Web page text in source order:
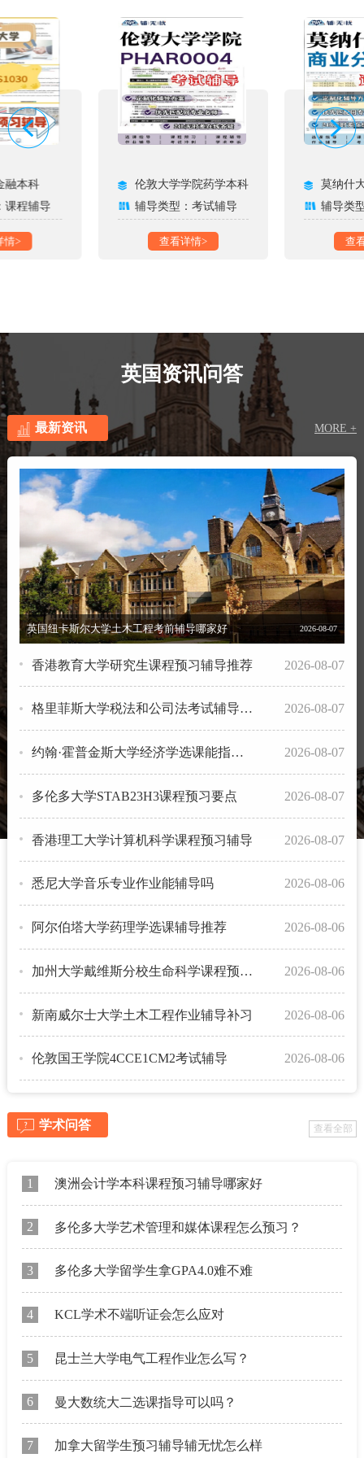
融本科
课程辅导
情>
伦敦大学学院药学本科
辅导类型：考试辅导
查看详情>
莫纳什
辅导类
查
英国资讯问答
MORE +
最新资讯
英国纽卡斯尔大学土木工程考前辅导哪家好 2026-08-07
2026-08-07
香港教育大学研究生课程预习辅导推荐
2026-08-07
格里菲斯大学税法和公司法考试辅导补习
2026-08-07
约翰·霍普金斯大学经济学选课能指导吗？
2026-08-07
多伦多大学STAB23H3课程预习要点
2026-08-07
香港理工大学计算机科学课程预习辅导
2026-08-06
悉尼大学音乐专业作业能辅导吗
2026-08-06
阿尔伯塔大学药理学选课辅导推荐
2026-08-06
加州大学戴维斯分校生命科学课程预习辅导
2026-08-06
新南威尔士大学土木工程作业辅导补习
2026-08-06
伦敦国王学院4CCE1CM2考试辅导
查看全部
学术问答
1 澳洲会计学本科课程预习辅导哪家好
2 多伦多大学艺术管理和媒体课程怎么预习？
3 多伦多大学留学生拿GPA4.0难不难
4 KCL学术不端听证会怎么应对
5 昆士兰大学电气工程作业怎么写？
6 曼大数统大二选课指导可以吗？
7 加拿大留学生预习辅导辅无忧怎么样